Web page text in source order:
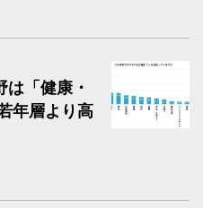
「健康・
年層より高